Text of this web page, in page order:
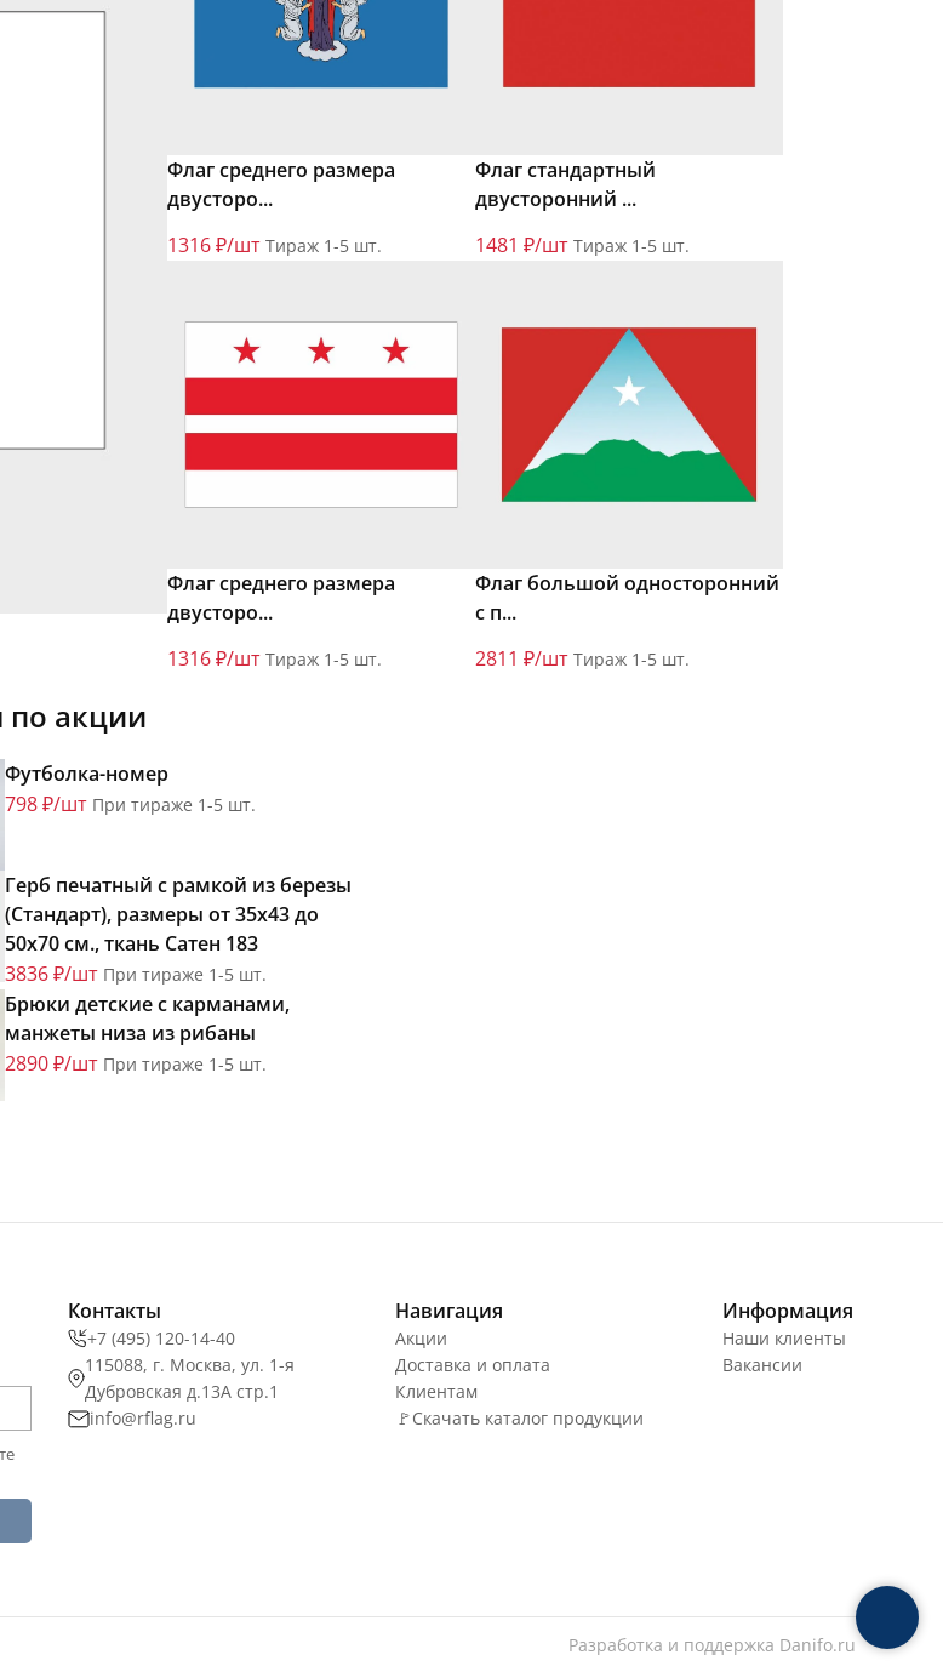
Флаг среднего размера
двусторо...
1316 ₽/шт Тираж 1-5 шт.
Флаг стандартный
двусторонний ...
1481 ₽/шт Тираж 1-5 шт.
Флаг среднего размера
двусторо...
1316 ₽/шт Тираж 1-5 шт.
Флаг большой односторонний
с п...
2811 ₽/шт Тираж 1-5 шт.
по акции
Футболка-номер
798 ₽/шт При тираже 1-5 шт.
Герб печатный с рамкой из березы
(Стандарт), размеры от 35х43 до
50х70 см., ткань Сатен 183
3836 ₽/шт При тираже 1-5 шт.
Брюки детские с карманами,
манжеты низа из рибаны
2890 ₽/шт При тираже 1-5 шт.
Контакты
+7 (495) 120-14-40
115088, г. Москва, ул. 1-я
Дубровская д.13А стр.1
info@rflag.ru
Навигация
Акции
Доставка и оплата
Клиентам
🚩Скачать каталог продукции
Информация
Наши клиенты
Вакансии
Разработка и поддержка Danifo.ru